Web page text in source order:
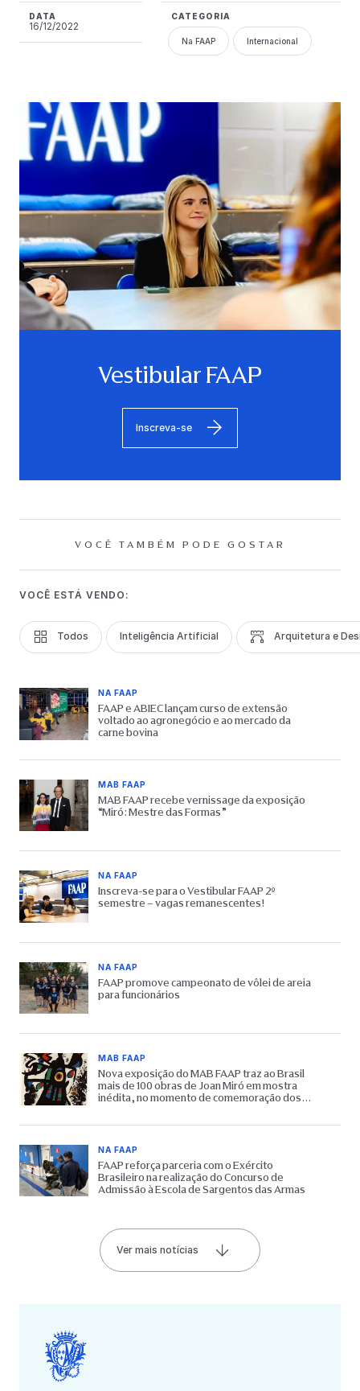
DATA
16/12/2022
CATEGORIA
Na FAAP Internacional
Vestibular FAAP
Inscreva-se
VOCÊ TAMBÉM PODE GOSTAR
VOCÊ ESTÁ VENDO:
Todos Inteligência Artificial Arquitetura e
NA FAAP
FAAP e ABIEC lançam curso de extensão
voltado ao agronegócio e ao mercado da
carne bovina
MAB FAAP
MAB FAAP recebe vernissage da exposição
“Miró: Mestre das Formas”
NA FAAP
Inscreva-se para o Vestibular FAAP 2º
semestre – vagas remanescentes!
NA FAAP
FAAP promove campeonato de vôlei de areia
para funcionários
MAB FAAP
Nova exposição do MAB FAAP traz ao Brasil
mais de 100 obras de Joan Miró em mostra
inédita, no momento de comemoração dos
NA FAAP
FAAP reforça parceria com o Exército
Brasileiro na realização do Concurso de
Admissão à Escola de Sargentos das Armas
Ver mais notícias